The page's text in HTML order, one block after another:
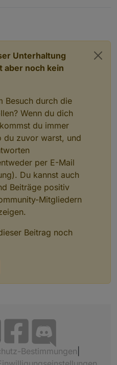
Unterhaltung
aber noch kein
Besuch durch die
Wenn du dich
du immer
du zuvor warst, und
per E-Mail
Du kannst auch
Beiträge positiv
Mitgliedern
Beitrag noch
Bestimmungen